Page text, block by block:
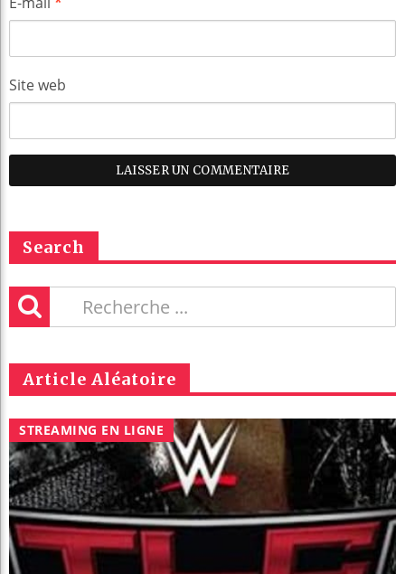
Site web
Search
Article Aléatoire
STREAMING EN LIGNE